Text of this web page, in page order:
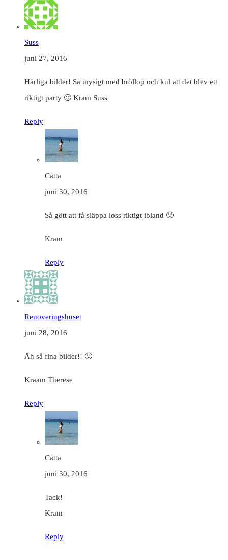
Suss
juni 27, 2016
Härliga bilder! Så mysigt med bröllop och kul att det blev ett
riktigt party 🙂 Kram Suss
Reply
Catta
juni 30, 2016
Så gött att få släppa loss riktigt ibland 🙂
Kram
Reply
Renoveringshuset
juni 28, 2016
Åh så fina bilder!! 🙂
Kraam Therese
Reply
Catta
juni 30, 2016
Tack!
Kram
Reply